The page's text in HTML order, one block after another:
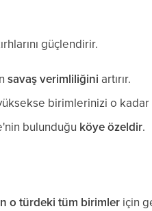
güçlendirir.
savaş verimliliğini artırır.
birimlerinizi o
bulunduğu köye özeldir.
o türdeki tüm birimler için